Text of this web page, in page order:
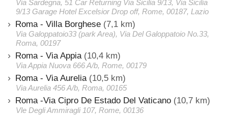
Via Sardegna, 51 Car Returning Via Sicilia 9/13, Via Sicilia
9/13 Garage Hotel Excelsior Drop off, Rome, 00187, Lazio
Roma - Villa Borghese (7,1 km)
Via Galoppatoio33 (park Area), Via Del Galoppatoio No.33,
Roma, 00197
Roma - Via Appia (10,4 km)
Via Appia Nuova 666 A/b, Rome, 00179
Roma - Via Aurelia (10,5 km)
Via Aurelia 456 A/b, Roma, 00165
Roma -Via Cipro De Estado Del Vaticano (10,7 km)
Vle Degli Ammiragli 107, Rome, 00136